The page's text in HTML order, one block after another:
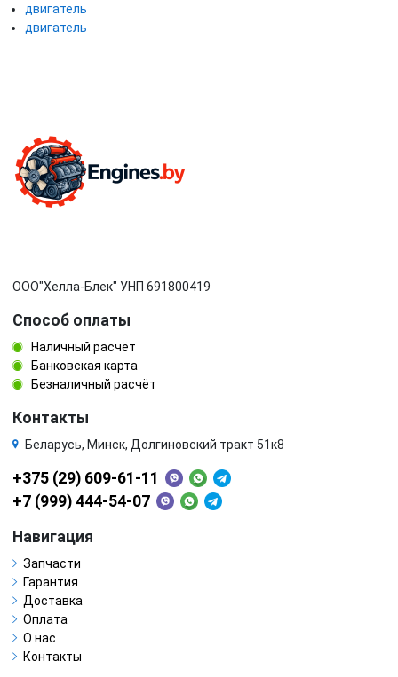
двигатель
двигатель
ООО"Хелла-Блек" УНП 691800419
Способ оплаты
Наличный расчёт
Банковская карта
Безналичный расчёт
Контакты
Беларусь, Минск, Долгиновский тракт 51к8
+375 (29) 609-61-11
+7 (999) 444-54-07
Навигация
Запчасти
Гарантия
Доставка
Оплата
О нас
Контакты